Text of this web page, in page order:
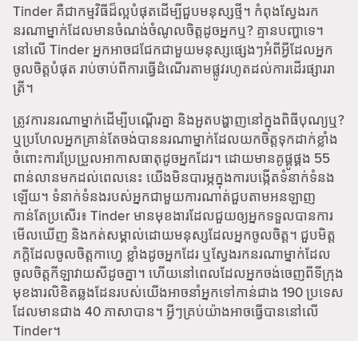
Tinder គឺជាកម្មវិធីដ៏ល្អបំផុតដើម្បីជួបមនុស្សថ្មី។ កំពុងស្វែងរក
នរណាម្នាក់ដែលមានចំណង់ចំណូលចិត្តដូចអ្នកឬ? គ្មានបញ្ហាទេ។
នៅលើ Tinder អ្នកអាចជជែកជាមួយមនុស្សផ្សេងៗអំពីអ្វីដែលអ្នក
ចូលចិត្តបំផុត រាប់ចាប់ពីការធ្វើដំណើរតាមផ្លូវរហូតដល់ការដើរផ្សាររា
ត្រី។
ត្រូវការនរណាម្នាក់ដើម្បីបណ្តើរគ្នា និងអួតបង្ហាញនៅក្នុងពិធីបុណ្យឬ?
ឬប្រហែលអ្នកគ្រាន់តែចង់បាននរណាម្នាក់ដែលយកចិត្តទុកដាក់ខ្លាំង
ចំពោះការប្រែប្រួលអាកាសធាតុដូចអ្នកដែរ។ ដោយមានគូផ្គូផ្គង 55
ពាន់លានមកដល់ពេលនេះ យើងមិនបារម្ភក្នុងការបង្កើតទំនាក់ទំនង
ឡើយ។ ទំនាក់ទំនងរបស់អ្នកជាមួយការណាត់ជួបតាមអនឡាញ
កាន់តែប្រសើរ៖ Tinder មានមុខងារដែលជួយឲ្យអ្នកទទួលបានការ
មើលឃើញ និងកត់សម្គាល់ដោយមនុស្សដែលអ្នកចូលចិត្ត។ ជួបមិត្ត
ភក្តិដែលចូលចិត្តកាហ្វេ ខ្លាំងដូចអ្នកដែរ ឬស្វែងរកនរណាម្នាក់ដែល
ចូលចិត្តកីឡាវាយសីដូចគ្នា។ ហើយនៅពេលដែលអ្នកចង់ចេញពីទីក្រុង
មុខងារលិខិតឆ្លងដែនរបស់យើងអាចនាំអ្នកទៅកាន់ជាង 190 ប្រទេស
ដែលមានជាង 40 ភាសាបាន។ អ្វីៗគ្រប់យ៉ាងអាចធ្វើបាននៅលើ
Tinder។